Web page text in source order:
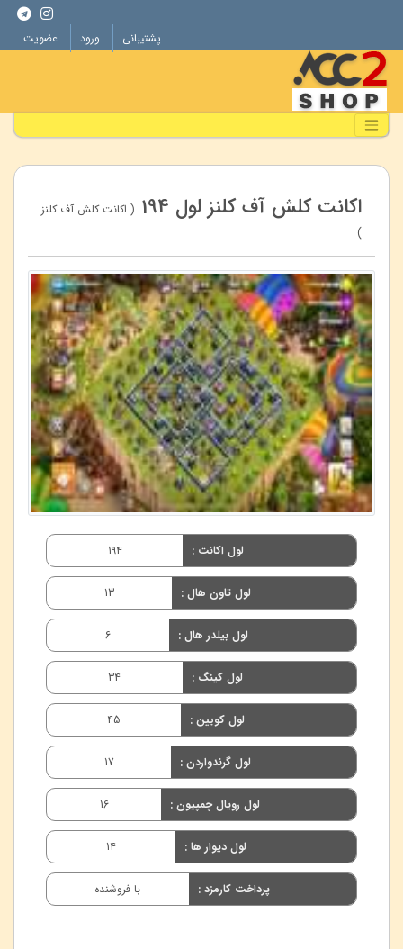
پشتیبانی ورود عضویت
اکانت کلش آف کلنز لول 194
( اکانت کلش آف کلنز
)
لول اکانت : 194
لول تاون هال : 13
لول بیلدر هال : 6
لول کینگ : 34
لول کویین : 45
لول گرندواردن : 17
لول رویال چمپیون : 16
لول دیوار ها : 14
پرداخت کارمزد : با فروشنده